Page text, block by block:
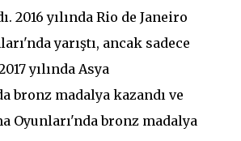
2016 yılında Rio de Janeiro
yarıştı, ancak sadece
yılında Asya
bronz madalya kazandı ve
Oyunları'nda bronz madalya